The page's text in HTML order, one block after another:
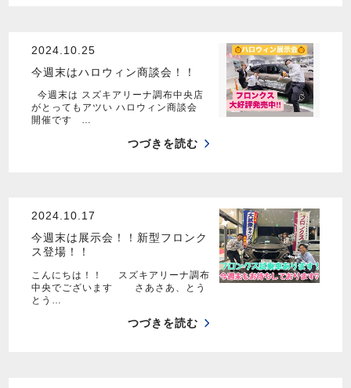
2024.10.25
今週末はハロウィン商談会！！
今週末は スズキアリーナ調布中央店
がとってもアツい ハロウィン商談会
開催です …
つづきを読む
2024.10.17
今週末は展示会！！新型フロンク
ス登場！！
こんにちは！！ スズキアリーナ調布
中央でございます さあさあ、とう
とう…
つづきを読む